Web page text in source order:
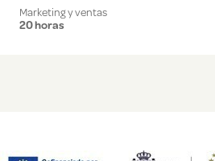
Marketing y ventas
20 horas